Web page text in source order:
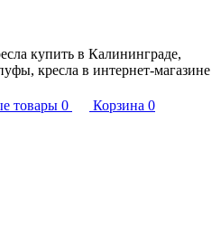
купить в Калининграде,
кресла в интернет-магазине
товары 0 Корзина 0